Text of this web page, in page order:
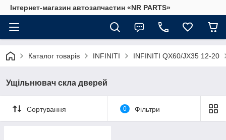
Інтернет-магазин автозапчастин «NR PARTS»
Каталог товарів INFINITI INFINITI QX60/JX35 12-20
Ущільнювач скла дверей
Сортування 0 Фільтри